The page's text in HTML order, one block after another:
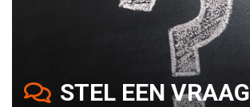
STEL EEN VRAAG